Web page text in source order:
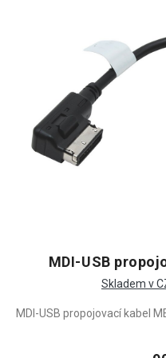
MDI-USB
Skladem v
MDI-USB propojovací kabel